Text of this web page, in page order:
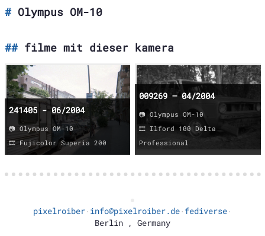
Olympus OM-10
filme mit dieser kamera
241405 - 06/2004
📷 Olympus OM-10
🎞️ Fujicolor Superia 200
009269 – 04/2004
📷 Olympus OM-10
🎞️ Ilford 100 Delta
Professional
pixelroiber· info@pixelroiber.de· fediverse·
Berlin , Germany